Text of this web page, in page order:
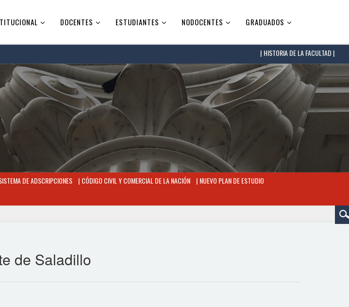
DOCENTES ESTUDIANTES NODOCENTES GRADUADOS
HISTORIA DE LA FACULTAD |
DE ADSCRIPCIONES CÓDIGO CIVIL Y COMERCIAL DE LA NACIÓN
NUEVO PLAN DE ESTUDIO
de Saladillo